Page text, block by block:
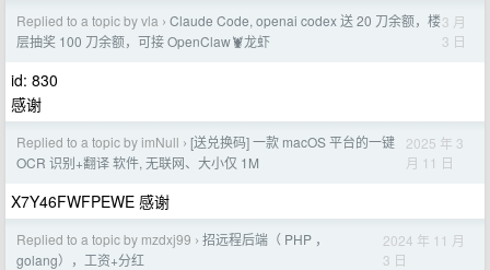
Replied to a topic by vla › Claude Code, openai codex 送 20 刀余额，楼
层抽奖 100 刀余额，可接 OpenClaw🦞龙虾
3 月
3 日
id: 830
感谢
Replied to a topic by imNull › [送兑换码] 一款 macOS 平台的一键
OCR 识别+翻译 软件, 无联网、大小仅 1M
2025 年 3
月 11 日
X7Y46FWFPEWE 感谢
Replied to a topic by mzdxj99 › 招远程后端（ PHP ，
golang），工资+分红
2024 年 11 月
3 日